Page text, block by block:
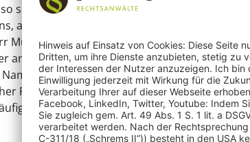
selten, dass die Vorschläge nicht nur
auch negative Schlagworte in der
Mustermann AfD" oder „Frau Mustermann
anderem auf (fremdes) Nutzerverhalten
oder dem Begriff eine Suchanfrage
Rahmen relevant. Erst kürzlich
Anfragen im Verhältnis zu selten